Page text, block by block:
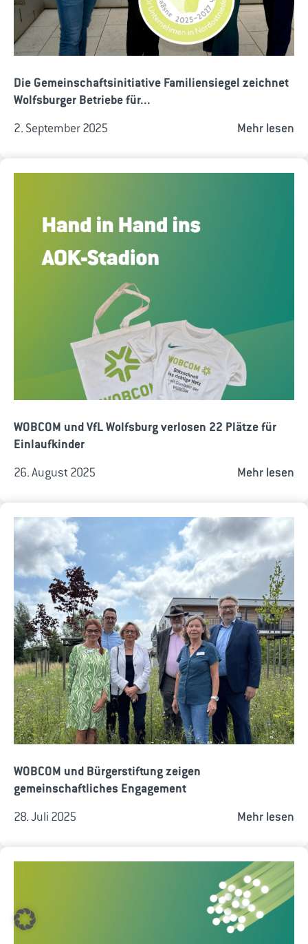
Die Gemeinschaftsinitiative Familiensiegel zeichnet
Wolfsburger Betriebe für...
2. September 2025 Mehr lesen
WOBCOM und VfL Wolfsburg verlosen 22 Plätze für
Einlaufkinder
26. August 2025 Mehr lesen
WOBCOM und Bürgerstiftung zeigen
gemeinschaftliches Engagement
28. Juli 2025 Mehr lesen